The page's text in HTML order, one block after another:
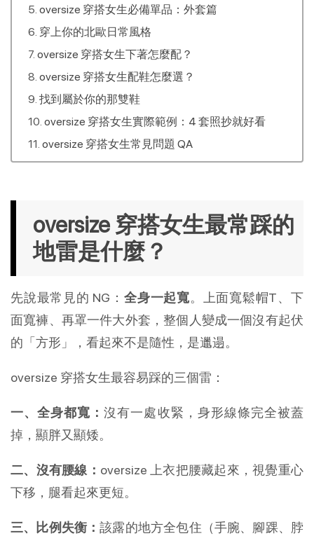
oversize 穿搭女生必備單品：外套篇
穿上你的北歐日常風格
oversize 穿搭女生下著怎麼配？
oversize 穿搭女生配鞋怎麼選？
找到屬於你的那雙鞋
oversize 穿搭女生實際範例：4 套照抄就好看
oversize 穿搭女生常見問題 QA
oversize 穿搭女生最常踩的
地雷是什麼？
先說最常見的 NG： 全身一起寬。上面寬鬆帽T、下
面寬褲、再罩一件大外套，整個人變成一個沒有起伏
的「方形」，看起來不是隨性，是邋遢。
oversize 穿搭女生最容易踩的三個雷：
一、全身都寬：沒有一處收緊，身形線條完全被蓋
掉，顯胖又顯矮。
二、沒有腰線： oversize 上衣把腰藏起來，視覺重心
下移，腿看起來更短。
三、比例失衡：該露的地方全包住（手腕、腳踝、脖